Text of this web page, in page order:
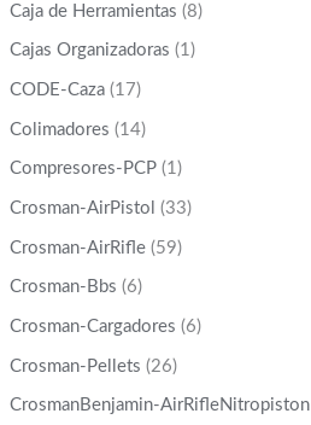
Caja de Herramientas (8)
Cajas Organizadoras (1)
CODE-Caza (17)
Colimadores (14)
Compresores-PCP (1)
Crosman-AirPistol (33)
Crosman-AirRifle (59)
Crosman-Bbs (6)
Crosman-Cargadores (6)
Crosman-Pellets (26)
CrosmanBenjamin-AirRifleNitropiston